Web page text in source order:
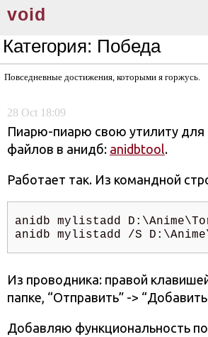
void
Категория: Победа
Повседневные достижения, которыми я горжусь.
28 Oct 18:09
Пиарю-пиарю свою утилиту для
файлов в анидб: anidbtool.
Работает так. Из командной
anidb mylistadd
anidb mylistadd /S
Из проводника: правой
папке, “Отправить” -> “Добавить
Добавляю функциональность